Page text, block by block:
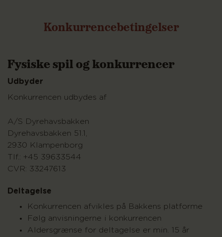
Konkurrencebetingelser
Fysiske spil og konkurrencer
Udbyder
Konkurrencen udbydes af
A/S Dyrehavsbakken
Dyrehavsbakken 51.1,
2930 Klampenborg
Tlf.: +45 39633544
CVR: 33247613
Deltagelse
Konkurrencen afvikles på Bakkens platforme
Følg anvisningerne i konkurrencen
Aldersgrænse for deltagelse er min. 15 år